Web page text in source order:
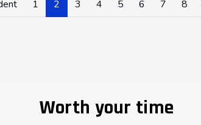
1 2 3 4 5 6 7 8
Worth your time